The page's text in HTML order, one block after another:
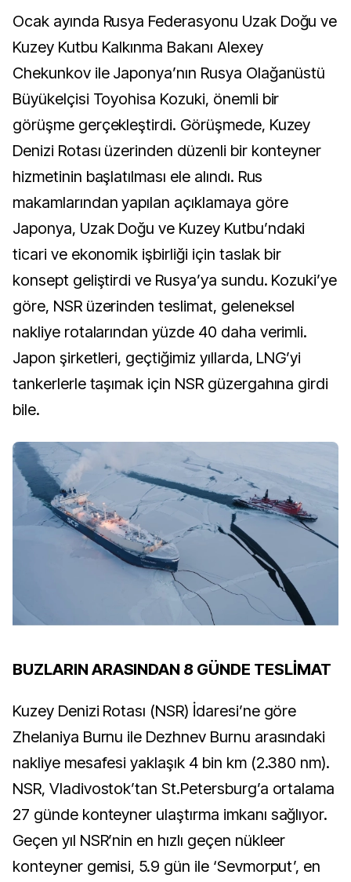
Ocak ayında Rusya Federasyonu Uzak Doğu ve
Kuzey Kutbu Kalkınma Bakanı Alexey
Chekunkov ile Japonya’nın Rusya Olağanüstü
Büyükelçisi Toyohisa Kozuki, önemli bir
görüşme gerçekleştirdi. Görüşmede, Kuzey
Denizi Rotası üzerinden düzenli bir konteyner
hizmetinin başlatılması ele alındı. Rus
makamlarından yapılan açıklamaya göre
Japonya, Uzak Doğu ve Kuzey Kutbu’ndaki
ticari ve ekonomik işbirliği için taslak bir
konsept geliştirdi ve Rusya’ya sundu. Kozuki’ye
göre, NSR üzerinden teslimat, geleneksel
nakliye rotalarından yüzde 40 daha verimli.
Japon şirketleri, geçtiğimiz yıllarda, LNG’yi
tankerlerle taşımak için NSR güzergahına girdi
bile.
BUZLARIN ARASINDAN 8 GÜNDE TESLİMAT
Kuzey Denizi Rotası (NSR) İdaresi’ne göre
Zhelaniya Burnu ile Dezhnev Burnu arasındaki
nakliye mesafesi yaklaşık 4 bin km (2.380 nm).
NSR, Vladivostok’tan St.Petersburg’a ortalama
27 günde konteyner ulaştırma imkanı sağlıyor.
Geçen yıl NSR’nin en hızlı geçen nükleer
konteyner gemisi, 5.9 gün ile ‘Sevmorput’, en